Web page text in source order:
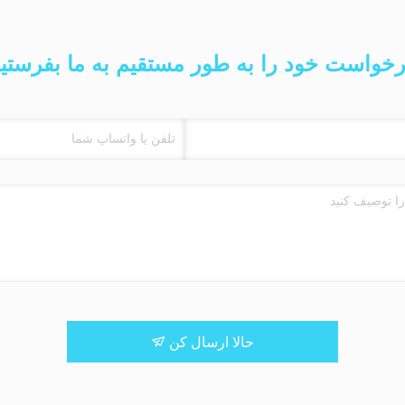
خود را به طور مستقیم به ما
حالا ارسال کن